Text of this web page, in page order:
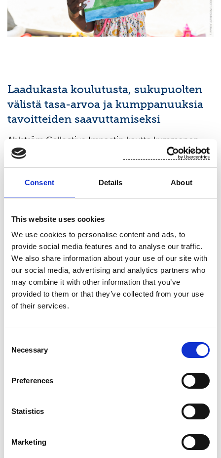
Consent Details About
This website uses cookies
We use cookies to personalise content and ads, to
provide social media features and to analyse our traffic.
We also share information about your use of our site with
our social media, advertising and analytics partners who
may combine it with other information that you’ve
provided to them or that they’ve collected from your use
of their services.
Selection
Necessary
Preferences
Statistics
Marketing
Laadukasta koulutusta, sukupuolten
välistä tasa-arvoa ja kumppanuuksia
tavoitteiden saavuttamiseksi
Ahlström Collective Impactin kautta kymmenen
julkista ja yksityistä yritystä, kolme säätiötä,
osakkeenomistajat ja henkilöstö tukevat
yhteistyössä Suomen UNICEFin kanssa tiettyjen
saavuttamista. Tänä vuonna yhdessä kootut varat
suunnataan UNICEFin globaaliin
4. UNICEFin globaali koulutusohjelma tarjoaa tukea
miljoonille lapsille, jotta he saavat jatkossakin oppia,
kasvaa ja kehittää elämässä menestymiseen
tarvittavia taitoja. Aloite yhdistää Ahlströmin
verkoston yritysten ja säätiöiden voimat yhteisen
tavoitteen taakse, ja näin saavutettu vaikutus on
strategiaa. Tiedostamme vastuumme yhteiskuntaa
kohtaan ja haluamme vaikuttaa myönteisesti niin
paikallisella kuin maailmanlaajuisellakin tasolla.
ACI:n kautta kuulumme yhteisöön, joka tukee
SVP, HR & Legal.
köyhyyden vähentämisessä ja yhteiskunnan
vakauden vahvistamisessa. Tällä hetkellä lähes kaksi